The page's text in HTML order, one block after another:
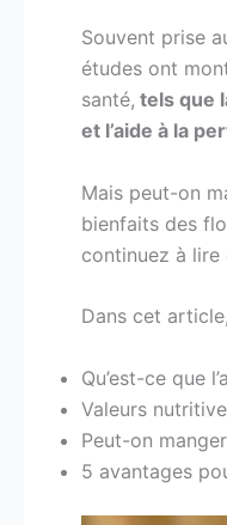
Souvent prise
études ont
santé, tels que
et l’aide à la
Mais peut-on
bienfaits des
continuez à
Dans cet
Qu’est-ce que
Valeurs
Peut-on
5 avantages